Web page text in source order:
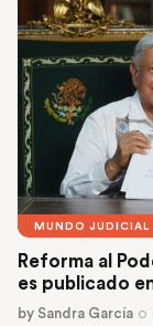
MUNDO JUDICIAL
Reforma al
es publicado
by Sandra García